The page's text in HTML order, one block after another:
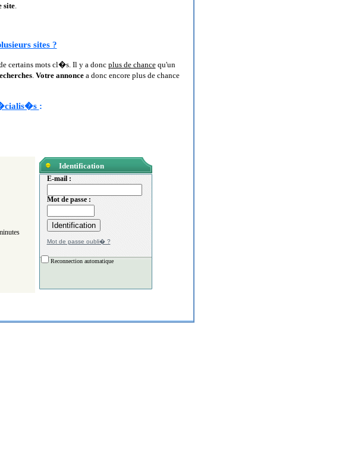
site.
sites ?
certains mots cl�s. Il y a donc plus de chancequ'un
. Votre annoncea donc encore plus de chance
:
Identification
E-mail :
Mot de passe :
Mot de passe oubli� ?
Reconnection automatique